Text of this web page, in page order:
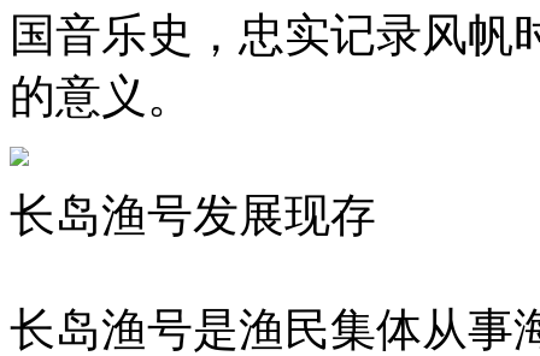
国音乐史，忠实记录风帆
的意义。
长岛渔号发展现存
长岛渔号是渔民集体从事